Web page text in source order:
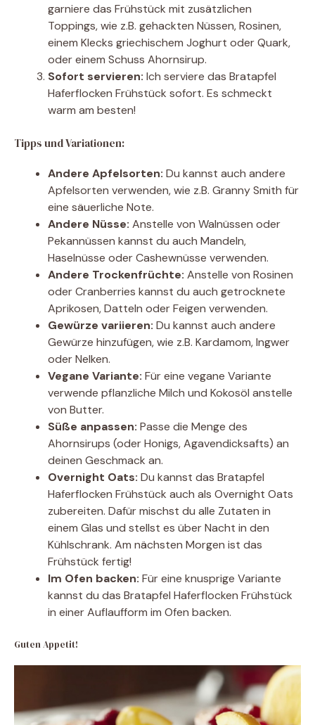
garniere das Frühstück mit zusätzlichen
Toppings, wie z.B. gehackten Nüssen, Rosinen,
einem Klecks griechischem Joghurt oder Quark,
oder einem Schuss Ahornsirup.
Sofort servieren: Ich serviere das Bratapfel
Haferflocken Frühstück sofort. Es schmeckt
warm am besten!
Tipps und Variationen:
Andere Apfelsorten: Du kannst auch andere
Apfelsorten verwenden, wie z.B. Granny Smith für
eine säuerliche Note.
Andere Nüsse: Anstelle von Walnüssen oder
Pekannüssen kannst du auch Mandeln,
Haselnüsse oder Cashewnüsse verwenden.
Andere Trockenfrüchte: Anstelle von Rosinen
oder Cranberries kannst du auch getrocknete
Aprikosen, Datteln oder Feigen verwenden.
Gewürze variieren: Du kannst auch andere
Gewürze hinzufügen, wie z.B. Kardamom, Ingwer
oder Nelken.
Vegane Variante: Für eine vegane Variante
verwende pflanzliche Milch und Kokosöl anstelle
von Butter.
Süße anpassen: Passe die Menge des
Ahornsirups (oder Honigs, Agavendicksafts) an
deinen Geschmack an.
Overnight Oats: Du kannst das Bratapfel
Haferflocken Frühstück auch als Overnight Oats
zubereiten. Dafür mischst du alle Zutaten in
einem Glas und stellst es über Nacht in den
Kühlschrank. Am nächsten Morgen ist das
Frühstück fertig!
Im Ofen backen: Für eine knusprige Variante
kannst du das Bratapfel Haferflocken Frühstück
in einer Auflaufform im Ofen backen.
Guten Appetit!